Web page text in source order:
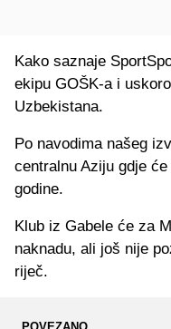
Kako saznaje
ekipu GOŠK-a i
Uzbekistana.
Po navodima našeg
centralnu Aziju gdje
godine.
Klub iz Gabele će za
naknadu, ali još nije
riječ.